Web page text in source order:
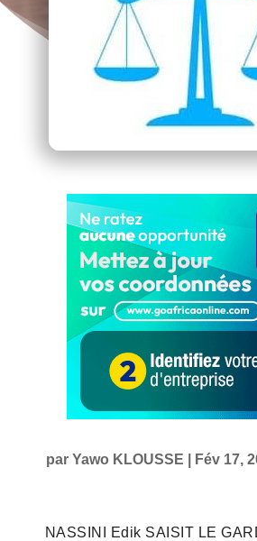
par Yawo KLOUSSE Fév 17,
NASSINI Edik SAISIT LE